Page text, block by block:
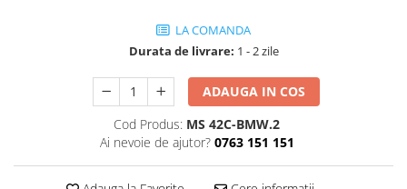
LA COMANDA
Durata de livrare: 1 - 2 zile
ADAUGA IN COS
Cod Produs: MS 42C-BMW.2
Ai nevoie de ajutor? 0763 151 151